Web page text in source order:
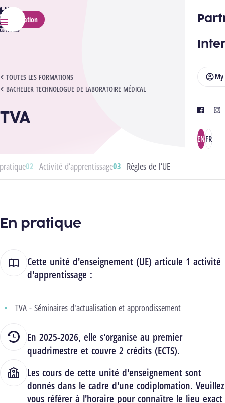
HELMo
Menu
My
facebook
ENFR
Application
TOUTES LES FORMATIONS
BACHELIER TECHNOLOGUE DE LABORATOIRE MÉDICAL
TVA
TVA
Activité d’apprentissage Règles de l’UE
En pratique
Cette unité d'enseignement (UE) articule 1 activité
d'apprentissage :
TVA - Séminaires d'actualisation et approndissement
En 2025-2026, elle s'organise au premier
quadrimestre et couvre 2 crédits (ECTS).
Les cours de cette unité d'enseignement sont
donnés dans le cadre d'une codiplomation. Veuillez
vous référer à l'horaire pour connaître le lieu exact